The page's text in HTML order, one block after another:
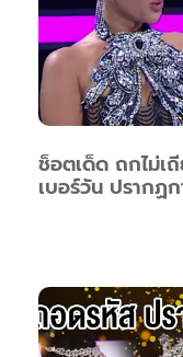
ช็อตเด็ด ถกไม่เ
เบอร์วัน ปรากฏ